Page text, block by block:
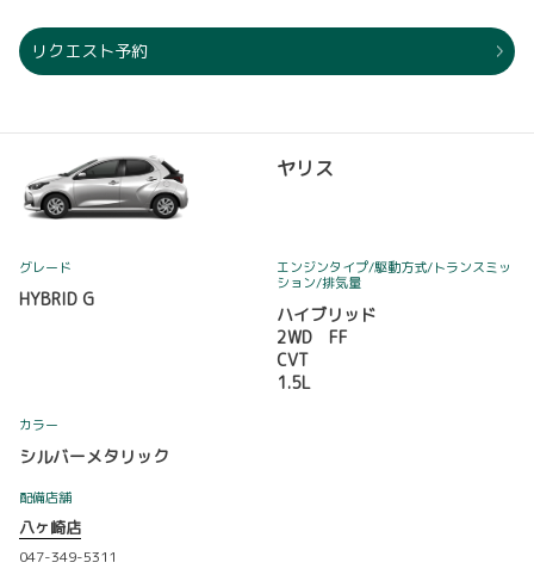
リクエスト予約
ヤリス
グレード
HYBRID G
エンジンタイプ/駆動方式/トランスミッ
ション/排気量
ハイブリッド
2WD FF
CVT
1.5L
カラー
シルバーメタリック
配備店舗
八ヶ崎店
047-349-5311